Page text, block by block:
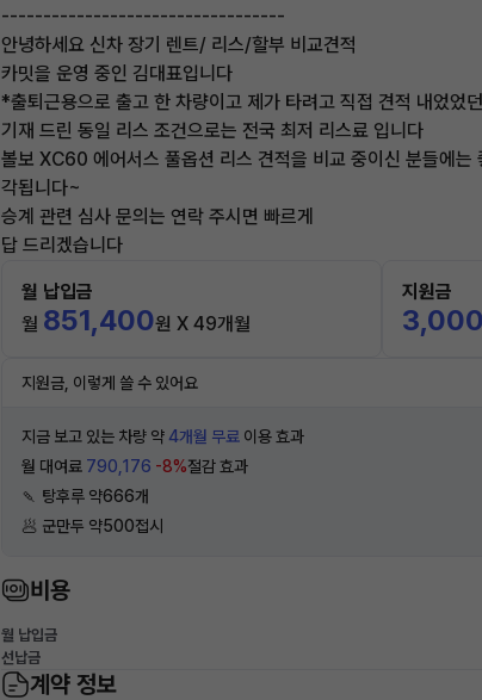
----------------------------------
안녕하세요 신차 장기 렌트/ 리스/할부 비교견적
카밋을 운영 중인 김대표입니다
*출퇴근용으로 출고 한 차량이고 제가 타려고 직접 견적 내었었
기재 드린 동일 리스 조건으로는 전국 최저 리스료 입니다
볼보 XC60 에어서스 풀옵션 리스 견적을 비교 중이신 분들에는
각됩니다~
승계 관련 심사 문의는 연락 주시면 빠르게
답 드리겠습니다
월 납입금
월 851,400원 X 49개월
지원금
지원금, 이렇게 쓸 수 있어요
지금 보고 있는 차량 약 4개월 무료 이용 효과
월 대여료 790,176 -8%절감 효과
🍡 탕후루 약666개
🥟 군만두 약500접시
비용
월 납입금
선납금
계약 정보